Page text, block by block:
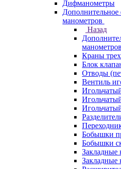
Дифманометры
Дополнительное
манометров
Назад
манометров
Краны
Блок
Отводы
Вентиль
Бобышки
Бобышки
Закладные
Закладные